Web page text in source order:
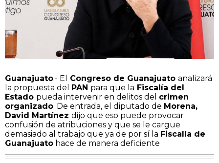
Guanajuato.- ​El Congreso de Guanajuato analizará
la propuesta del PAN para que la Fiscalía del
Estado pueda intervenir en delitos del crimen
organizado. De entrada, el diputado de Morena,
David Martínez dijo que eso puede provocar
confusión de atribuciones y que se le cargue
demasiado al trabajo que ya de por sí la Fiscalía de
Guanajuato hace de manera deficiente